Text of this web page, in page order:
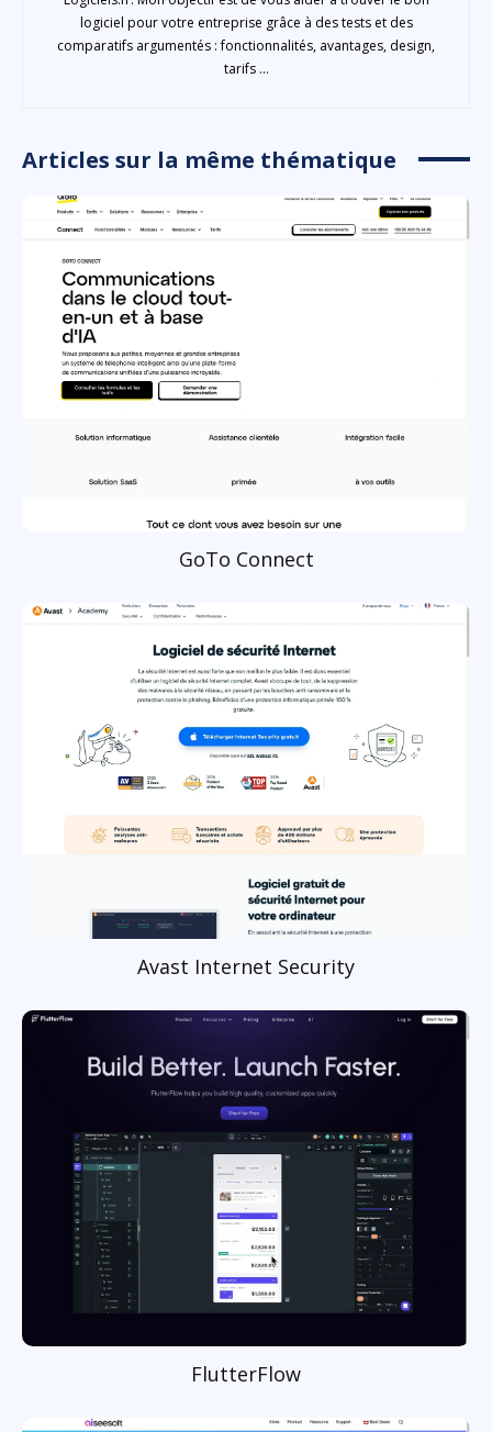
logiciel pour votre entreprise grâce à des tests et des
comparatifs argumentés : fonctionnalités, avantages, design,
tarifs ...
Articles sur la même thématique
GoTo Connect
Avast Internet Security
FlutterFlow